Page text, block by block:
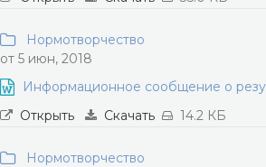
Нормотворчество
от 5 июн, 2018
Информационное сообщение о
Открыть
Скачать 14.2 КБ
Нормотворчество